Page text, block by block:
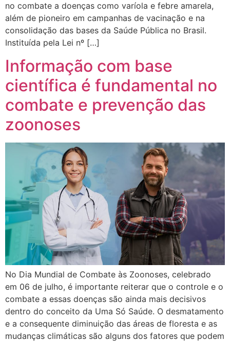
no combate a doenças como varíola e febre amarela,
além de pioneiro em campanhas de vacinação e na
consolidação das bases da Saúde Pública no Brasil.
Instituída pela Lei nº […]
Informação com base
científica é fundamental no
combate e prevenção das
zoonoses
No Dia Mundial de Combate às Zoonoses, celebrado
em 06 de julho, é importante reiterar que o controle e o
combate a essas doenças são ainda mais decisivos
dentro do conceito da Uma Só Saúde. O desmatamento
e a consequente diminuição das áreas de floresta e as
mudanças climáticas são alguns dos fatores que podem